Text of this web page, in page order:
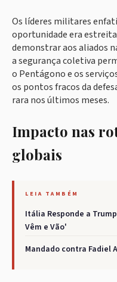
Os líderes militares
oportunidade era
demonstrar aos aliados
a segurança coletiva
o Pentágono e os
os pontos fracos da
rara nos últimos meses.
Impacto nas
globais
LEIA TAMBÉM
Itália Responde a
Vêm e Vão'
Mandado contra Fadiel